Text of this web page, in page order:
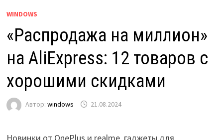
WINDOWS
«Распродажа на миллион»
на AliExpress: 12 товаров с
хорошими скидками
Автор: windows 21.08.2024